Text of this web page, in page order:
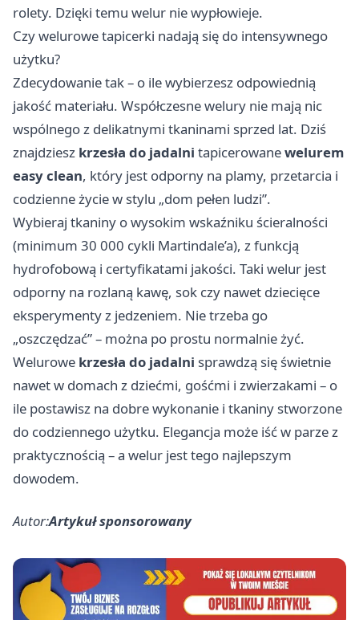
rolety. Dzięki temu welur nie wypłowieje.
Czy welurowe tapicerki nadają się do intensywnego
użytku?
Zdecydowanie tak – o ile wybierzesz odpowiednią
jakość materiału. Współczesne welury nie mają nic
wspólnego z delikatnymi tkaninami sprzed lat. Dziś
znajdziesz krzesła do jadalni tapicerowanewelurem
easy clean, który jest odporny na plamy, przetarcia i
codzienne życie w stylu „dom pełen ludzi”.
Wybieraj tkaniny o wysokim wskaźniku ścieralności
(minimum 30 000 cykli Martindale’a), z funkcją
hydrofobową i certyfikatami jakości. Taki welur jest
odporny na rozlaną kawę, sok czy nawet dziecięce
eksperymenty z jedzeniem. Nie trzeba go
„oszczędzać” – można po prostu normalnie żyć.
Welurowe krzesła do jadalni sprawdzą się świetnie
nawet w domach z dziećmi, gośćmi i zwierzakami – o
ile postawisz na dobre wykonanie i tkaniny stworzone
do codziennego użytku. Elegancja może iść w parze z
praktycznością – a welur jest tego najlepszym
dowodem.
Autor:Artykuł sponsorowany